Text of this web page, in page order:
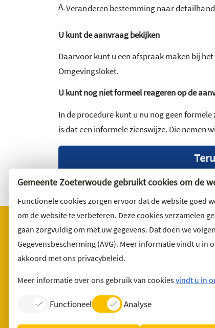
Gemeente Zoeterwoude gebruikt cookies om de
Functionele cookies zorgen ervoor dat de website goed
om de website te verbeteren. Deze cookies verzamelen
gaan zorgvuldig om met uw gegevens. Dat doen we
Gegevensbescherming (AVG). Meer informatie vindt u in
akkoord met ons privacybeleid.
Meer informatie over ons gebruik van cookiesvindt u in
Functioneel Analyse
A.Veranderen bestemming naar
U kunt de aanvraag bekijken
Daarvoor kunt u een afspraak maken bij
Omgevingsloket.
U kunt nog niet formeel reageren op de
In de procedure kunt u nu nog geen
is dat een informele zienswijze. Die nemen
Bezoekadres
Noordbuurtseweg 27
2381 ET Zoeterwoude
en